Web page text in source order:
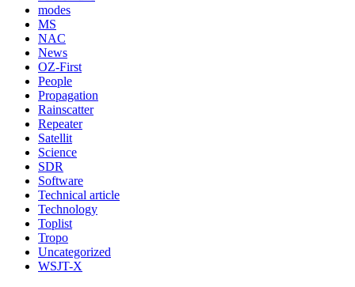
modes
MS
NAC
News
OZ-First
People
Propagation
Rainscatter
Repeater
Satellit
Science
SDR
Software
Technical article
Technology
Toplist
Tropo
Uncategorized
WSJT-X